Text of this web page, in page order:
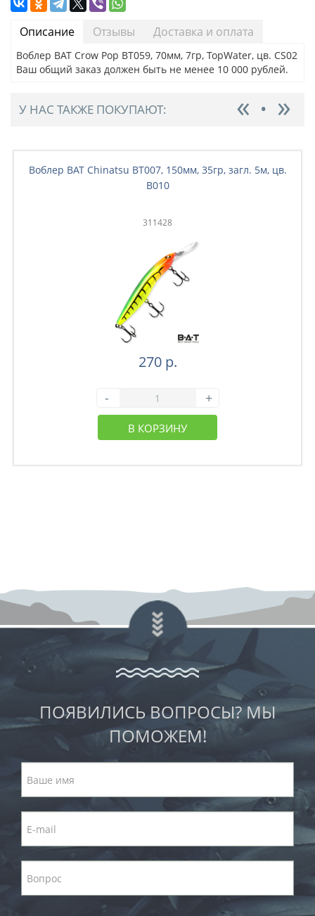
Описание Отзывы Доставка и оплата
Воблер BAT Crow Pop BT059, 70мм, 7гр, TopWater, цв. CS02
Ваш общий заказ должен быть не менее 10 000 рублей.
У НАС ТАКЖЕ ПОКУПАЮТ:
Воблер BAT Chinatsu BT007, 150мм, 35гр, загл. 5м, цв.
B010
311428
270 р.
- +
В КОРЗИНУ
ПОЯВИЛИСЬ ВОПРОСЫ? МЫ
ПОМОЖЕМ!